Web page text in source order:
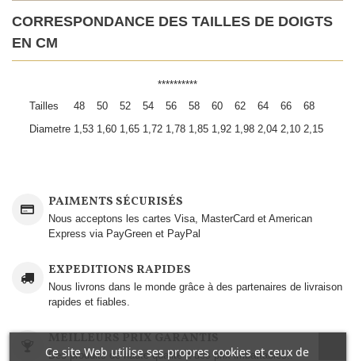
CORRESPONDANCE DES TAILLES DE DOIGTS
EN CM
**********
Tailles
48 50 52 54 56 58 60 62 64 66
68
Diametre 1,53 1,60 1,65 1,72 1,78 1,85 1,92 1,98 2,04 2,10 2,15
PAIMENTS SÉCURISÉS
Nous acceptons les cartes Visa, MasterCard et American
Express via PayGreen et PayPal
EXPEDITIONS RAPIDES
Nous livrons dans le monde grâce à des partenaires de livraison
rapides et fiables.
Des produits de haute qualité à des prix imbattables..
Ce site Web utilise ses propres cookies et ceux de